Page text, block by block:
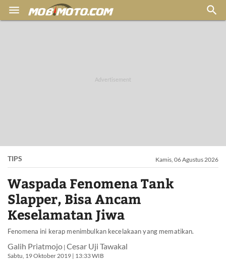
 
TIPS Kamis, 06 Agustus 2026
Waspada Fenomena Tank
Slapper, Bisa Ancam
Keselamatan Jiwa
Fenomena ini kerap menimbulkan kecelakaan yang mematikan.
Galih Priatmojo | Cesar Uji Tawakal
Sabtu, 19 Oktober 2019 | 13:33 WIB